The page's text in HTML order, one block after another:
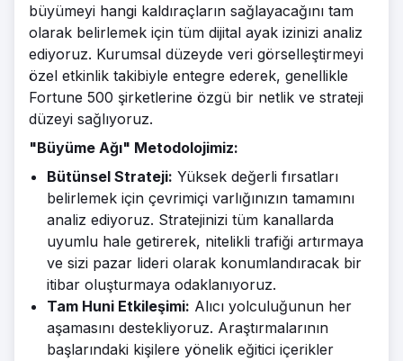
büyümeyi hangi kaldıraçların sağlayacağını tam
olarak belirlemek için tüm dijital ayak izinizi analiz
ediyoruz. Kurumsal düzeyde veri görselleştirmeyi
özel etkinlik takibiyle entegre ederek, genellikle
Fortune 500 şirketlerine özgü bir netlik ve strateji
düzeyi sağlıyoruz.
"Büyüme Ağı" Metodolojimiz:
Bütünsel Strateji: Yüksek değerli fırsatları
belirlemek için çevrimiçi varlığınızın tamamını
analiz ediyoruz. Stratejinizi tüm kanallarda
uyumlu hale getirerek, nitelikli trafiği artırmaya
ve sizi pazar lideri olarak konumlandıracak bir
itibar oluşturmaya odaklanıyoruz.
Tam Huni Etkileşimi: Alıcı yolculuğunun her
aşamasını destekliyoruz. Araştırmalarının
başlarındaki kişilere yönelik eğitici içerikler